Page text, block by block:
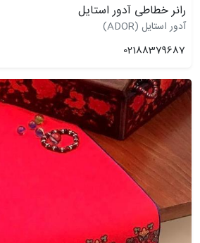
رانر خطاطی آدور استایل
آدور استایل (ADOR)
02188379687